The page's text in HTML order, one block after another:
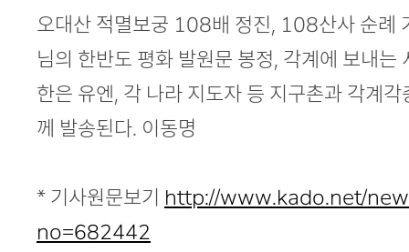
오대산 적멸보궁 108배 정진, 108산사 순례
님의 한반도 평화 발원문 봉정, 각계에 보내는
한은 유엔, 각 나라 지도자 등 지구촌과 각계
께 발송된다. 이동명
* 기사원문보기 http://www.kado.net/
no=682442